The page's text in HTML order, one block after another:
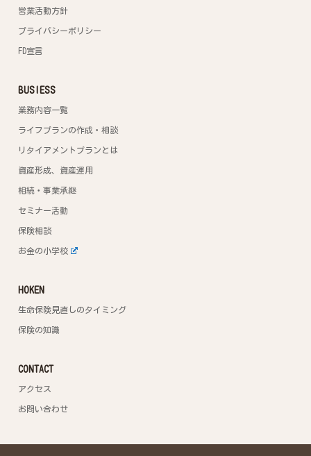
営業活動方針
プライバシーポリシー
FD宣言
BUSIESS
業務内容一覧
ライフプランの作成・相談
リタイアメントプランとは
資産形成、資産運用
相続・事業承継
セミナー活動
保険相談
お金の小学校
HOKEN
生命保険見直しのタイミング
保険の知識
CONTACT
アクセス
お問い合わせ